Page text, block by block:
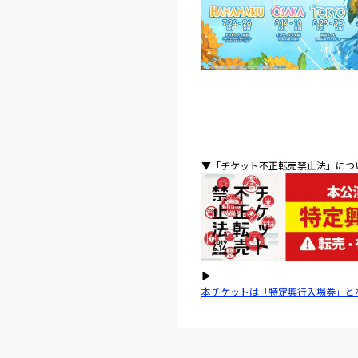
▼「チケット不正転売禁止法」につ
▶
本チケットは「特定興行入場券」